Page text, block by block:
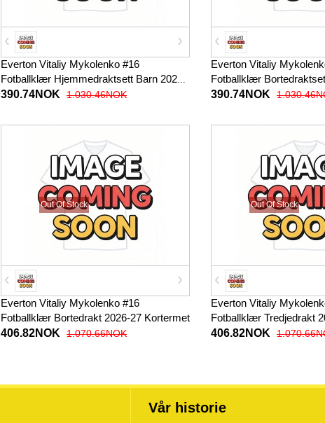
Everton Vitaliy Mykolenko #16
Fotballklær Hjemmedraktsett Barn 2026-
27 Kortermet (+ korte bukser)
390.74NOK 1.030.46NOK
Everton Vitaliy
Fotballklær
Kortermet (+ korte
390.74NOK
Out Of Stock
Everton Vitaliy Mykolenko #16
Fotballklær Bortedrakt 2026-27 Kortermet
406.82NOK
1.070.66NOK
Out Of Stock
Everton Vitaliy
Fotballklær Tredjedrakt
Kortermet
406.82NOK
Vår historie